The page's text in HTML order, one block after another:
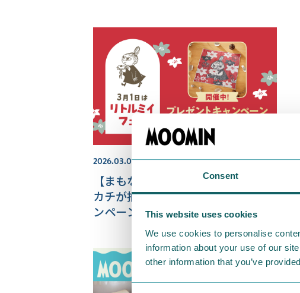
Consent
This website uses cookies
We use cookies to personalise
information about your use of our
other information that you’ve
2026.03.02
【まもなく終了】オリジナルのハン
カチが抽選で当たるプレゼントキャ
ンペーンを開催中♪